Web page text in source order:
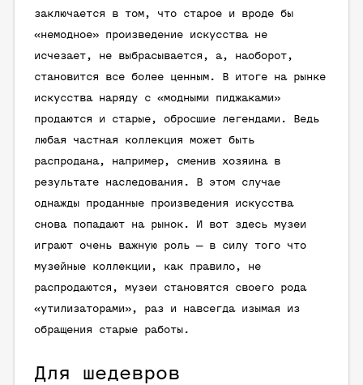
заключается в том, что старое и вроде бы
«немодное» произведение искусства не
исчезает, не выбрасывается, а, наоборот,
становится все более ценным. В итоге на рынке
искусства наряду с «модными пиджаками»
продаются и старые, обросшие легендами. Ведь
любая частная коллекция может быть
распродана, например, сменив хозяина в
результате наследования. В этом случае
однажды проданные произведения искусства
снова попадают на рынок. И вот здесь музеи
играют очень важную роль — в силу того что
музейные коллекции, как правило, не
распродаются, музеи становятся своего рода
«утилизаторами», раз и навсегда изымая из
обращения старые работы.
Для шедевров